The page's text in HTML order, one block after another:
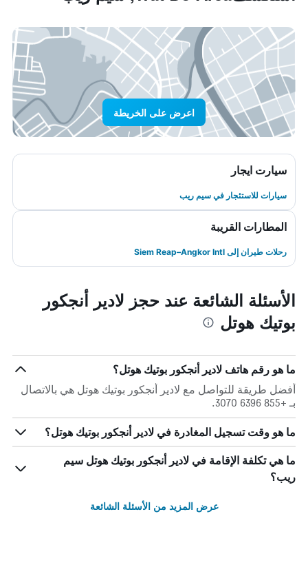
اعرض على الخريطة
سيارت ايجار
سيارات للاستئجار في سيم ريب
المطارات القريبة
رحلات طيران إلى Siem Reap–Angkor Intl
الأسئلة الشائعة عند حجز لادير أنجكور
بوتيك هوتل
ما هو رقم هاتف لادير أنجكور بوتيك هوتل؟
أفضل طريقة للتواصل مع لادير أنجكور بوتيك هوتل هي بالاتصال
بـ +855 6396 3070.
ما هو وقت تسجيل المغادرة في لادير أنجكور بوتيك هوتل؟
ما هي تكلفة الإقامة في لادير أنجكور بوتيك هوتل سيم
ريب؟
عرض المزيد من الأسئلة الشائعة